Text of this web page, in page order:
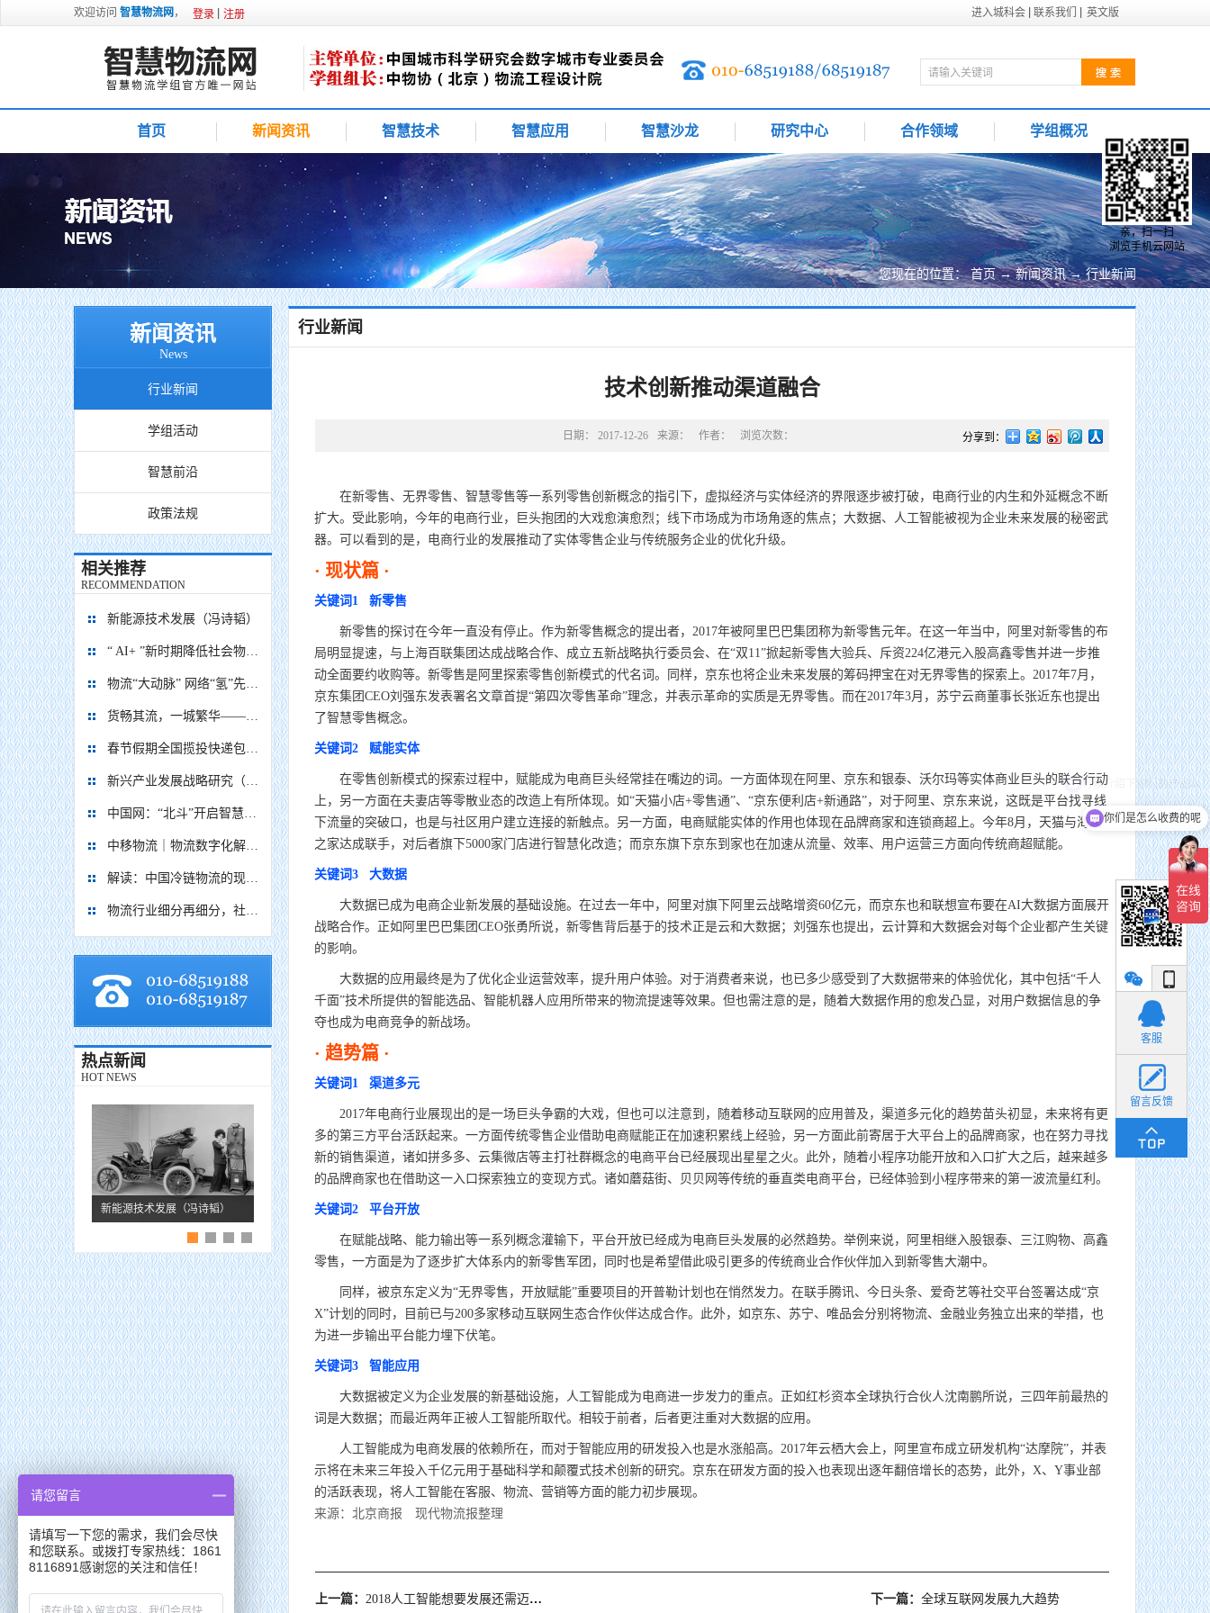
欢迎访问 智慧物流网 ， 登录 注册 进入城科会 联系我们 英文版
首页 新闻资讯 智慧技术 智慧应用 智慧沙龙 研究中心 合作领域 学组概况
新闻资讯
News
行业新闻
学组活动
智慧前沿
政策法规
相关推荐
RECOMMENDATION
新能源技术发展（冯诗韬）
“ AI+ ”新时期降低社会物流成本的思考
物流“大动脉” 网络“氢”先行 7个氢能高速场景落地京津冀
货畅其流，一城繁华——看烟台现代物流发展
春节假期全国揽投快递包裹量超7亿件
新兴产业发展战略研究（2035）
中国网：“北斗”开启智慧物流新篇章
中移物流｜物流数字化解决方案
解读：中国冷链物流的现在与未来
物流行业细分再细分，社区内“分钟级配送”服务隐现商机
热点新闻
HOT NEWS
新能源技术发展（冯诗韬）
您现在的位置： 首页 → 新闻资讯 → 行业新闻
行业新闻
技术创新推动渠道融合
日期： 2017-12-26 来源： 作者： 浏览次数： 分享到：
在新零售、无界零售、智慧零售等一系列零售创新概念的指引下，虚拟经济与实体经济的界限逐步被打破，电商行业的内生和外延概念不断
扩大。受此影响，今年的电商行业，巨头抱团的大戏愈演愈烈；线下市场成为市场角逐的焦点；大数据、人工智能被视为企业未来发展的秘密武
器。可以看到的是，电商行业的发展推动了实体零售企业与传统服务企业的优化升级。
· 现状篇 ·
关键词1 新零售
新零售的探讨在今年一直没有停止。作为新零售概念的提出者，2017年被阿里巴巴集团称为新零售元年。在这一年当中，阿里对新零售的布
局明显提速，与上海百联集团达成战略合作、成立五新战略执行委员会、在“双11”掀起新零售大验兵、斥资224亿港元入股高鑫零售并进一步推
动全面要约收购等。新零售是阿里探索零售创新模式的代名词。同样，京东也将企业未来发展的筹码押宝在对无界零售的探索上。2017年7月，
京东集团CEO刘强东发表署名文章首提“第四次零售革命”理念，并表示革命的实质是无界零售。而在2017年3月，苏宁云商董事长张近东也提出
了智慧零售概念。
关键词2 赋能实体
在零售创新模式的探索过程中，赋能成为电商巨头经常挂在嘴边的词。一方面体现在阿里、京东和银泰、沃尔玛等实体商业巨头的联合行动
上，另一方面在夫妻店等零散业态的改造上有所体现。如“天猫小店+零售通”、“京东便利店+新通路”，对于阿里、京东来说，这既是平台找寻线
下流量的突破口，也是与社区用户建立连接的新触点。另一方面，电商赋能实体的作用也体现在品牌商家和连锁商超上。今年8月，天猫与海澜
之家达成联手，对后者旗下5000家门店进行智慧化改造；而京东旗下京东到家也在加速从流量、效率、用户运营三方面向传统商超赋能。
关键词3 大数据
大数据已成为电商企业新发展的基础设施。在过去一年中，阿里对旗下阿里云战略增资60亿元，而京东也和联想宣布要在AI大数据方面展开
战略合作。正如阿里巴巴集团CEO张勇所说，新零售背后基于的技术正是云和大数据；刘强东也提出，云计算和大数据会对每个企业都产生关键
的影响。
大数据的应用最终是为了优化企业运营效率，提升用户体验。对于消费者来说，也已多少感受到了大数据带来的体验优化，其中包括“千人
千面”技术所提供的智能选品、智能机器人应用所带来的物流提速等效果。但也需注意的是，随着大数据作用的愈发凸显，对用户数据信息的争
夺也成为电商竞争的新战场。
· 趋势篇 ·
关键词1 渠道多元
2017年电商行业展现出的是一场巨头争霸的大戏，但也可以注意到，随着移动互联网的应用普及，渠道多元化的趋势苗头初显，未来将有更
多的第三方平台活跃起来。一方面传统零售企业借助电商赋能正在加速积累线上经验，另一方面此前寄居于大平台上的品牌商家，也在努力寻找
新的销售渠道，诸如拼多多、云集微店等主打社群概念的电商平台已经展现出星星之火。此外，随着小程序功能开放和入口扩大之后，越来越多
的品牌商家也在借助这一入口探索独立的变现方式。诸如蘑菇街、贝贝网等传统的垂直类电商平台，已经体验到小程序带来的第一波流量红利。
关键词2 平台开放
在赋能战略、能力输出等一系列概念灌输下，平台开放已经成为电商巨头发展的必然趋势。举例来说，阿里相继入股银泰、三江购物、高鑫
零售，一方面是为了逐步扩大体系内的新零售军团，同时也是希望借此吸引更多的传统商业合作伙伴加入到新零售大潮中。
同样，被京东定义为“无界零售，开放赋能”重要项目的开普勒计划也在悄然发力。在联手腾讯、今日头条、爱奇艺等社交平台签署达成“京
X”计划的同时，目前已与200多家移动互联网生态合作伙伴达成合作。此外，如京东、苏宁、唯品会分别将物流、金融业务独立出来的举措，也
为进一步输出平台能力埋下伏笔。
关键词3 智能应用
大数据被定义为企业发展的新基础设施，人工智能成为电商进一步发力的重点。正如红杉资本全球执行合伙人沈南鹏所说，三四年前最热的
词是大数据；而最近两年正被人工智能所取代。相较于前者，后者更注重对大数据的应用。
人工智能成为电商发展的依赖所在，而对于智能应用的研发投入也是水涨船高。2017年云栖大会上，阿里宣布成立研发机构“达摩院”，并表
示将在未来三年投入千亿元用于基础科学和颠覆式技术创新的研究。京东在研发方面的投入也表现出逐年翻倍增长的态势，此外，X、Y事业部
的活跃表现，将人工智能在客服、物流、营销等方面的能力初步展现。
来源：北京商报 现代物流报整理
上一篇： 2018人工智能想要发展还需迈过这5个门槛！ 下一篇： 全球互联网发展九大趋势
小丽
客服
留言反馈
亲，扫一扫
浏览手机云网站
你们是怎么收费的呢
请您留言
请填写一下您的需求，我们会尽快
和您联系。或拨打专家热线：1861
8116891感谢您的关注和信任！